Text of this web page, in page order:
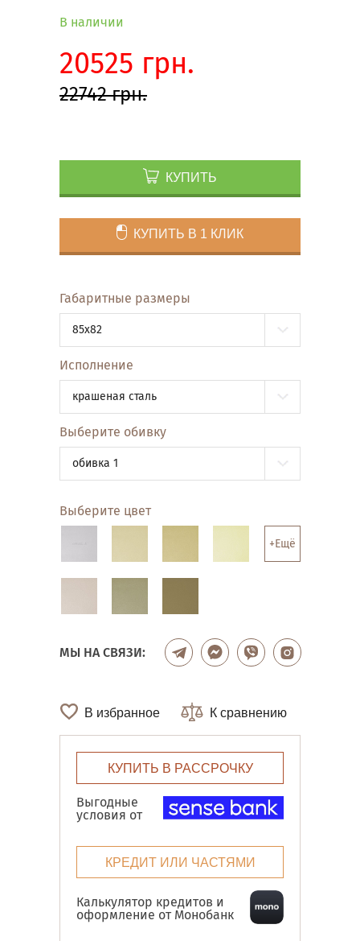
В наличии
20525 грн.
22742 грн.
КУПИТЬ
КУПИТЬ В 1 КЛИК
Габаритные размеры
85x82
Исполнение
крашеная сталь
Выберите обивку
обивка 1
Выберите цвет
+Ещё
МЫ НА СВЯЗИ:
В избранное К сравнению
КУПИТЬ В РАССРОЧКУ
Выгодные
условия от
КРЕДИТ ИЛИ ЧАСТЯМИ
Калькулятор кредитов и
оформление от Монобанк